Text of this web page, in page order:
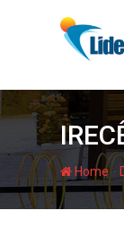
Home -